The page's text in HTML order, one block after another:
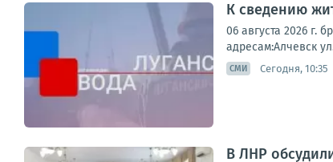
К сведению
06 августа 2026 г.
адресам:Алчевск
СМИ Сегодня, 10:35
В ЛНР